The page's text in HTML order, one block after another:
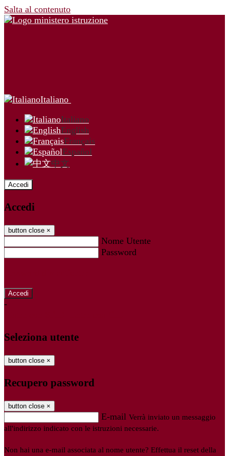
Salta al contenuto
Italiano
Italiano
English
Français
Español
中文
Accedi
Accedi
button close ×
Nome Utente
Password
-
Seleziona utente
button close ×
Recupero password
button close ×
E-mail Verrà inviato un messaggio
all'indirizzo indicato con le istruzioni necessarie.
Non hai una e-mail associata al nome utente? Effettua il reset della